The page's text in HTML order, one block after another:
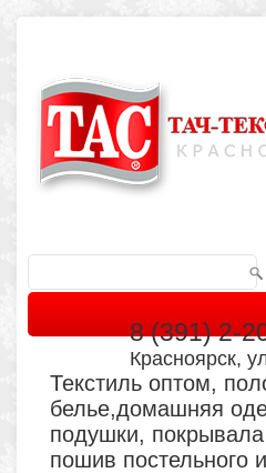
8 (391) 2-
Красноярск,
Текстиль оптом,
белье,домашняя
подушки,
пошив постельного